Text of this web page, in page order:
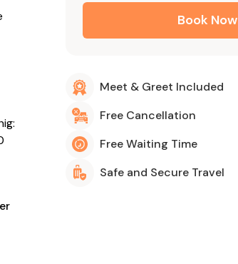
Book Now
Meet & Greet Included
Free Cancellation
Free Waiting Time
Safe and Secure Travel